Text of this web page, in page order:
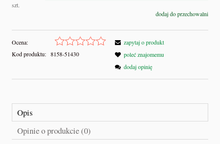
szt.
dodaj do przechowalni
Ocena:
Kod produktu: 8158-51430
zapytaj o produkt
poleć znajomemu
dodaj opinię
Opis
Opinie o produkcie (0)